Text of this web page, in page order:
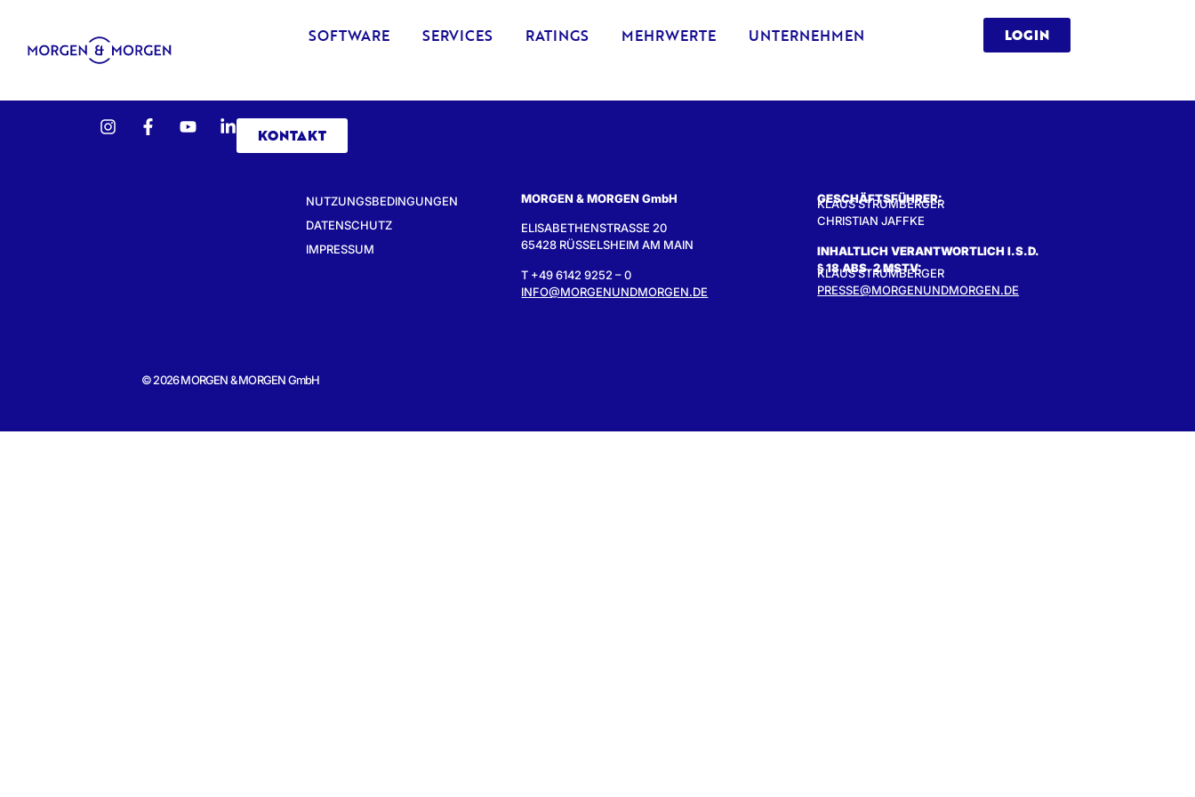
SOFTWARE SERVICES RATINGS MEHRWERTE UNTERNEHMEN LOGIN
KONTAKT
NUTZUNGSBEDINGUNGEN
DATENSCHUTZ
IMPRESSUM
MORGEN & MORGEN GmbH
ELISABETHENSTRASSE 20
65428 RÜSSELSHEIM AM MAIN
T +49 6142 9252 – 0
INFO@MORGENUNDMORGEN.DE
GESCHÄFTSFÜHRER:
KLAUS STRUMBERGER
CHRISTIAN JAFFKE
INHALTLICH VERANTWORTLICH I.S.D.
§ 18 ABS. 2 MSTV:
KLAUS STRUMBERGER
PRESSE@MORGENUNDMORGEN.DE
© 2026 MORGEN & MORGEN GmbH